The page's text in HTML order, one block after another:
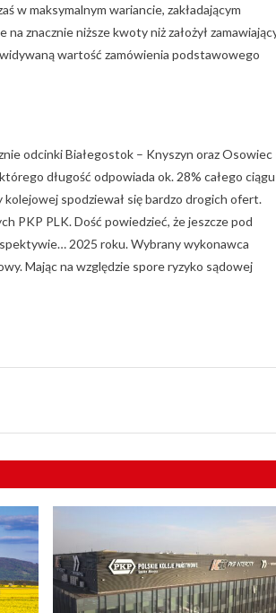
w maksymalnym wariancie, zakładającym
znacznie niższe kwoty niż założył
wartość zamówienia podstawowego
odcinki Białegostok – Knyszyn oraz Osowiec
długość odpowiada ok. 28% całego ciągu
kolejowej spodziewał się bardzo drogich ofert.
PKP PLK. Dość powiedzieć, że jeszcze pod
2025 roku. Wybrany wykonawca
Mając na względzie spore ryzyko sądowej